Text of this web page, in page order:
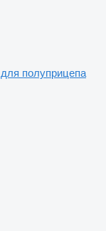
полуприцепа